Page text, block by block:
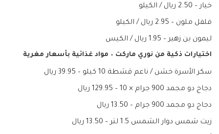
خيار – 2.50 ريال / الكيلو
فلفل ملون – 2.95 ريال / الكيلو
ليمون بن زهير – 1.95 ريال / الكيس
اختيارات ذكية من نوري ماركت – مواد غذائية بأسعار مغرية
سكر الأسرة خشن / ناعم قشطة 10 كيلو – 39.95 ريال
دجاج دو مجمد 900 جرام × 10 – 129.95 ريال
دجاج دو مجمد 900 جرام – 13.50 ريال
زيت شمس دوار الشمس 1.5 لتر – 13.50 ريال